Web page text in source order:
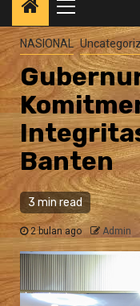
Primary
Menu
NASIONAL
Banten
3 min read
2 bulan ago Admin